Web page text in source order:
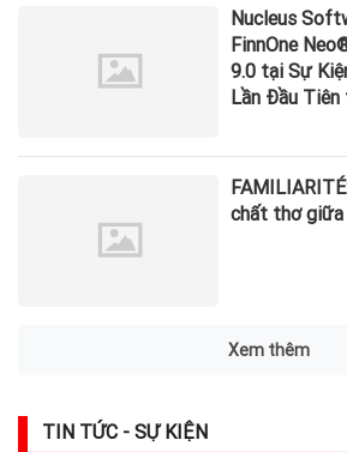
Nucleus
FinnOne
9.0 tại Sự
Lần Đầu
chất thơ giữa
Xem thêm
TIN TỨC - SỰ KIỆN